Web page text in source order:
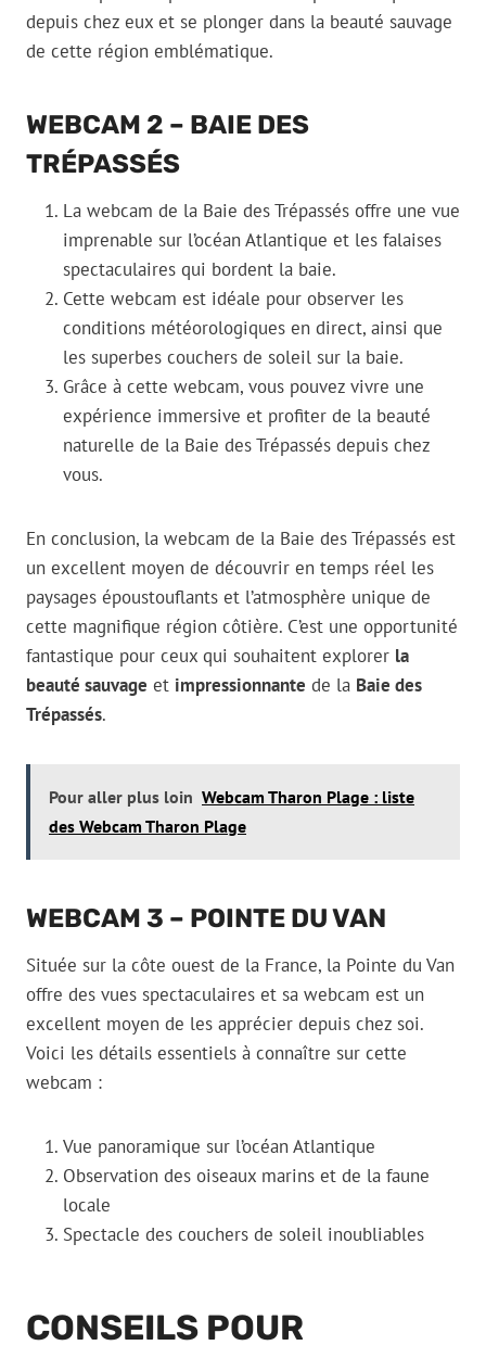
depuis chez eux et se plonger dans la beauté sauvage
de cette région emblématique.
WEBCAM 2 – BAIE DES
TRÉPASSÉS
La webcam de la Baie des Trépassés offre une vue
imprenable sur l’océan Atlantique et les falaises
spectaculaires qui bordent la baie.
Cette webcam est idéale pour observer les
conditions météorologiques en direct, ainsi que
les superbes couchers de soleil sur la baie.
Grâce à cette webcam, vous pouvez vivre une
expérience immersive et profiter de la beauté
naturelle de la Baie des Trépassés depuis chez
vous.
En conclusion, la webcam de la Baie des Trépassés est
un excellent moyen de découvrir en temps réel les
paysages époustouflants et l’atmosphère unique de
cette magnifique région côtière. C’est une opportunité
fantastique pour ceux qui souhaitent explorer la
beauté sauvage et impressionnante de la Baie des
Trépassés.
Pour aller plus loin Webcam Tharon Plage : liste
des Webcam Tharon Plage
WEBCAM 3 – POINTE DU VAN
Située sur la côte ouest de la France, la Pointe du Van
offre des vues spectaculaires et sa webcam est un
excellent moyen de les apprécier depuis chez soi.
Voici les détails essentiels à connaître sur cette
webcam :
Vue panoramique sur l’océan Atlantique
Observation des oiseaux marins et de la faune
locale
Spectacle des couchers de soleil inoubliables
CONSEILS POUR